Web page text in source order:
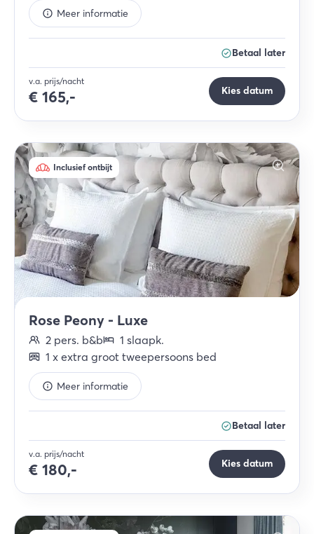
Meer informatie
Betaal later
v.a. prijs/nacht
€ 165,- Kies datum
Inclusief ontbijt
Rose Peony - Luxe
2 pers. b&b 1 slaapk.
1 x extra groot tweepersoons bed
Meer informatie
Betaal later
v.a. prijs/nacht
€ 180,- Kies datum